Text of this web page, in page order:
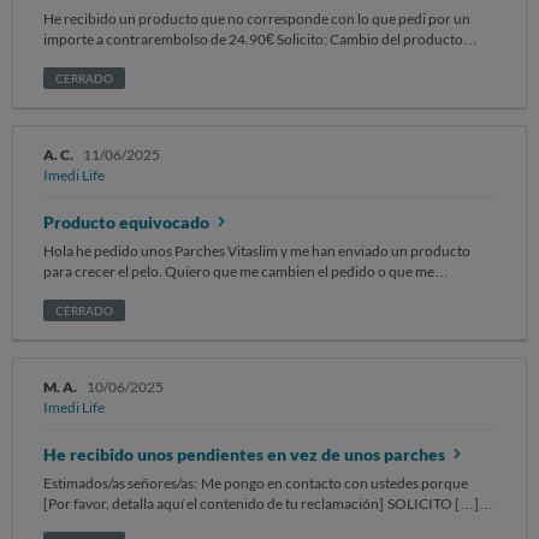
He recibido un producto que no corresponde con lo que pedi por un
importe a contrarembolso de 24.90€ Solicito: Cambio del producto
me devuelvan el dinero. Adjunto foto del producto comprado.
CERRADO
A. C. 11/06/2025
Imedi Life
Producto equivocado
Hola he pedido unos Parches Vitaslim y me han enviado un producto
para crecer el pelo. Quiero que me cambien el pedido o que me
CERRADO
M. A. 10/06/2025
Imedi Life
He recibido unos pendientes en vez de unos parches
Estimados/as señores/as: Me pongo en contacto con ustedes porque
[Por favor, detalla aquí el contenido de tu reclamación] SOLICITO […].